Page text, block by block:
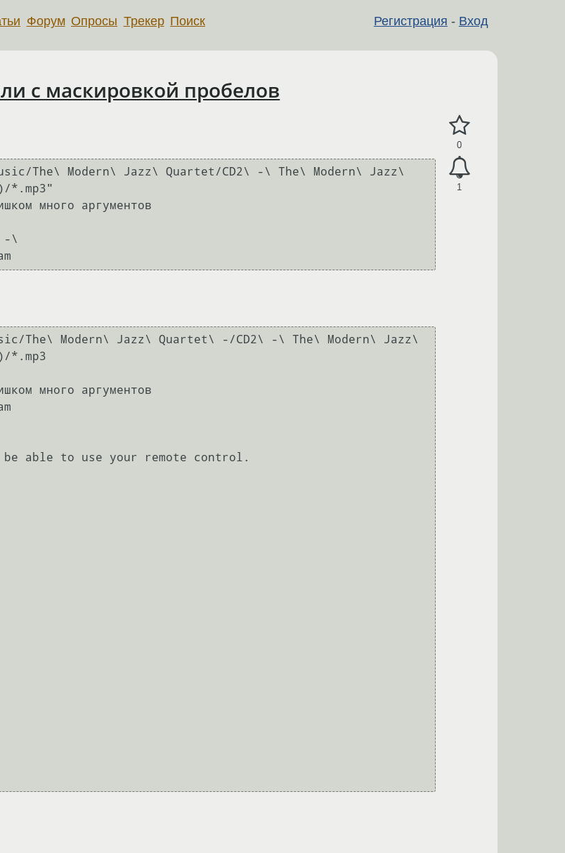
Регистрация - Вход
Форум Опросы Трекер Поиск
с маскировкой пробелов
0
1
The\ Modern\ Jazz\ Quartet/CD2\ -\ The\ Modern\ Jazz\
*.mp3"
много аргументов
-\
The\ Modern\ Jazz\ Quartet\ -/CD2\ -\ The\ Modern\ Jazz\
*.mp3
много аргументов
able to use your remote control.